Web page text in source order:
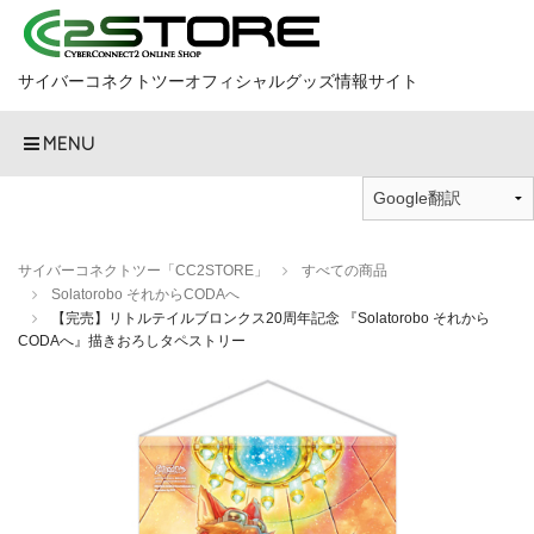
サイバーコネクトツーオフィシャルグッズ情報サイト
MENU
サイバーコネクトツー「CC2STORE」
すべての商品
Solatorobo それからCODAへ
【完売】リトルテイルブロンクス20周年記念 『Solatorobo それから
CODAへ』描きおろしタペストリー